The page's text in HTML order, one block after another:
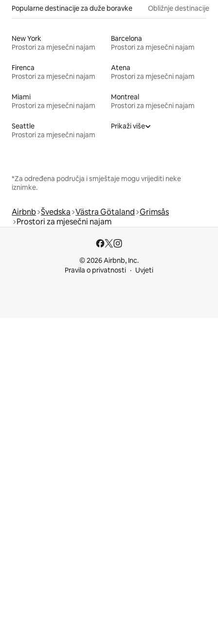
Popularne destinacije za duže boravke Obližnje destinacije
New York
Prostori za mjesečni najam
Barcelona
Prostori za mjesečni najam
Firenca
Prostori za mjesečni najam
Atena
Prostori za mjesečni najam
Miami
Prostori za mjesečni najam
Montreal
Prostori za mjesečni najam
Seattle
Prostori za mjesečni najam
Prikaži više
*Za određena područja i smještaje mogu vrijediti neke
iznimke.
Airbnb Švedska Västra Götaland Grimsås
Prostori za mjesečni najam
© 2026 Airbnb, Inc.
Pravila o privatnosti
Uvjeti